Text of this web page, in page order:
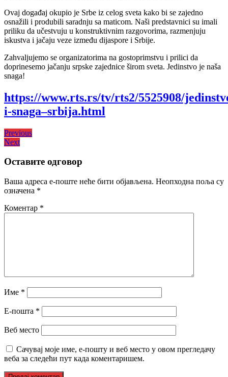
Ovaj događaj okupio je Srbe iz celog sveta kako bi se zajedno
osnažili i produbili saradnju sa maticom. Naši predstavnici su imali
priliku da učestvuju u konstruktivnim razgovorima, razmenjuju
iskustva i jačaju veze između dijaspore i Srbije.
Zahvaljujemo se organizatorima na gostoprimstvu i prilici da
doprinesemo jačanju srpske zajednice širom sveta. Jedinstvo je naša
snaga!
https://www.rts.rs/tv/rts2/5525908/
i-snaga–srbija.html
Кретање
чланка
PreviousPrevious
NextNext
Оставите одговор
Ваша адреса е-поште неће бити објављена. Неопходна поља су
означена *
Коментар *
Име *
Е-пошта *
Веб место
Сачувај моје име, е-пошту и веб место у овом прегледачу
веба за следећи пут када коментаришем.